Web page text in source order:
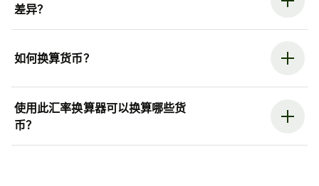
差异？
如何换算货币？
使用此汇率换算器可以换算哪些货
币？